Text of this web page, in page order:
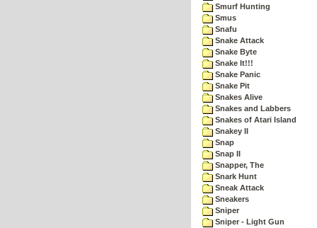
Smurf Hunting
Smus
Snafu
Snake Attack
Snake Byte
Snake It!!!
Snake Panic
Snake Pit
Snakes Alive
Snakes and Labbers
Snakes of Atari Island
Snakey II
Snap
Snap II
Snapper, The
Snark Hunt
Sneak Attack
Sneakers
Sniper
Sniper - Light Gun